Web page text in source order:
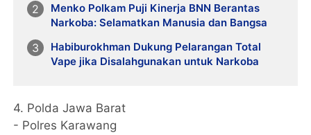
Menko Polkam Puji Kinerja BNN Berantas
Narkoba: Selamatkan Manusia dan Bangsa
Habiburokhman Dukung Pelarangan Total
Vape jika Disalahgunakan untuk Narkoba
4. Polda Jawa Barat
- Polres Karawang